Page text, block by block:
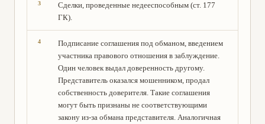
Сделки, проведенные недееспособным (ст. 177
ГК).
Подписание соглашения под обманом, введением
участника правового отношения в заблуждение.
Один человек выдал доверенность другому.
Представитель оказался мошенником, продал
собственность доверителя. Такие соглашения
могут быть признаны не соответствующими
закону из-за обмана представителя. Аналогичная